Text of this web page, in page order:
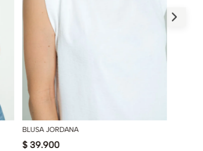
BLUSA JORDANA
$ 39.900